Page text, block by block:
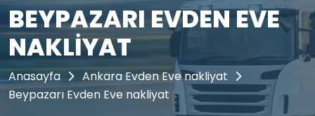
BEYPAZARI EVDEN EVE
NAKLIYAT
Anasayfa
Ankara Evden Eve nakliyat
Beypazarı Evden Eve nakliyat